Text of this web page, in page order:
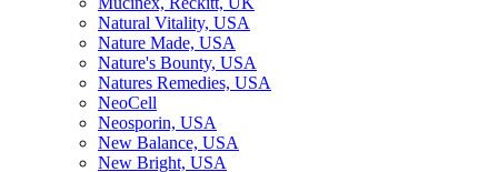
Natural Vitality, USA
Nature Made, USA
Nature's Bounty, USA
Natures Remedies, USA
NeoCell
Neosporin, USA
New Balance, USA
New Bright, USA